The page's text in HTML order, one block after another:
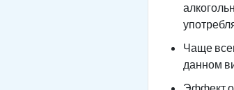
Чаще
данном